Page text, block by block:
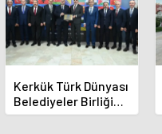
Kerkük Türk Dünyası
Belediyeler Birliği
Üyesi Oldu